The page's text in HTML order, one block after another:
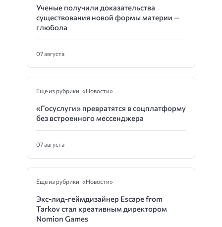
Ученые получили доказательства
существования новой формы материи —
глюбола
07 августа
Еще из рубрики «Новости»
«Госуслуги» превратятся в соцплатформу
без встроенного мессенджера
07 августа
Еще из рубрики «Новости»
Экс-лид-геймдизайнер Escape from
Tarkov стал креативным директором
Nomion Games